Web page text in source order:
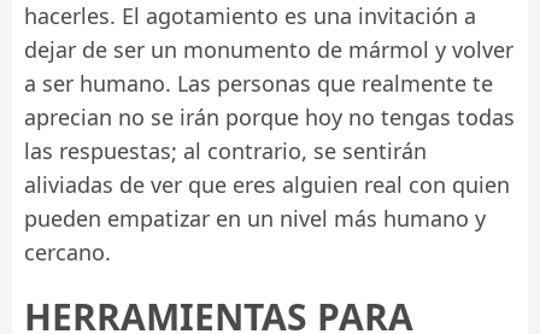
hacerles. El agotamiento es una invitación a
dejar de ser un monumento de mármol y volver
a ser humano. Las personas que realmente te
aprecian no se irán porque hoy no tengas todas
las respuestas; al contrario, se sentirán
aliviadas de ver que eres alguien real con quien
pueden empatizar en un nivel más humano y
cercano.
HERRAMIENTAS PARA